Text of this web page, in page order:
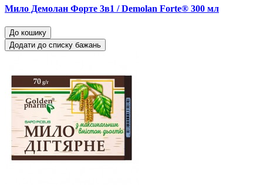
Мило Демолан Форте 3в1 / Demolan Forte® 300 мл
До кошику
Додати до списку бажань